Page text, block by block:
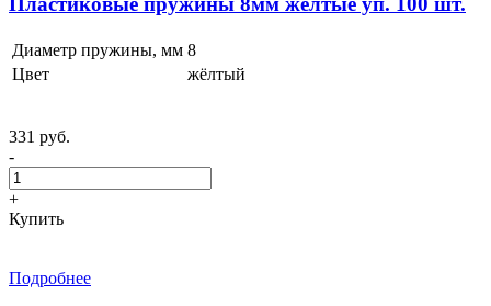
Диаметр пружины, мм 8
Цвет
жёлтый
331 руб.
-
+
Купить
Подробнее